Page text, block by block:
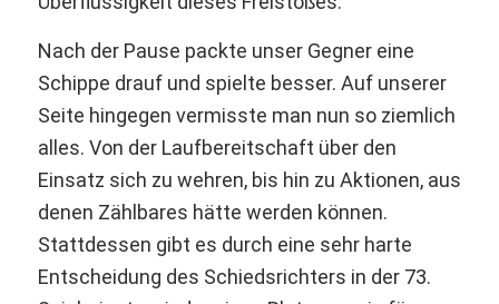
Nach der Pause packte unser Gegner eine
Schippe drauf und spielte besser. Auf unserer
Seite hingegen vermisste man nun so ziemlich
alles. Von der Laufbereitschaft über den
Einsatz sich zu wehren, bis hin zu Aktionen, aus
denen Zählbares hätte werden können.
Stattdessen gibt es durch eine sehr harte
Entscheidung des Schiedsrichters in der 73.